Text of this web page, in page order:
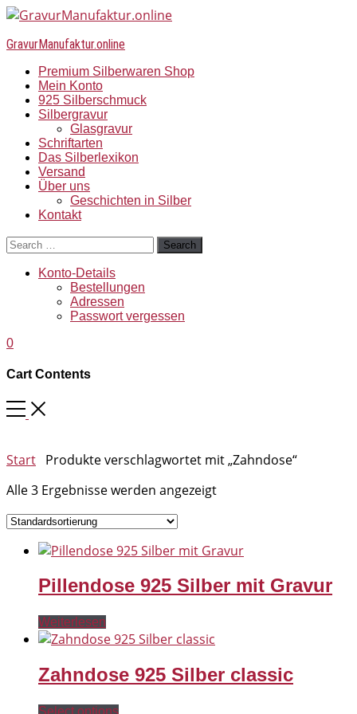
GravurManufaktur.online
Premium Silberwaren Shop
Mein Konto
925 Silberschmuck
Silbergravur
Glasgravur
Schriftarten
Das Silberlexikon
Versand
Über uns
Geschichten in Silber
Kontakt
Search
Konto-Details
Bestellungen
Adressen
Passwort vergessen
0
Cart Contents
Start Produkte verschlagwortet mit „Zahndose“
Alle 3 Ergebnisse werden angezeigt
Pillendose 925 Silber mit Gravur
Weiterlesen
Zahndose 925 Silber classic